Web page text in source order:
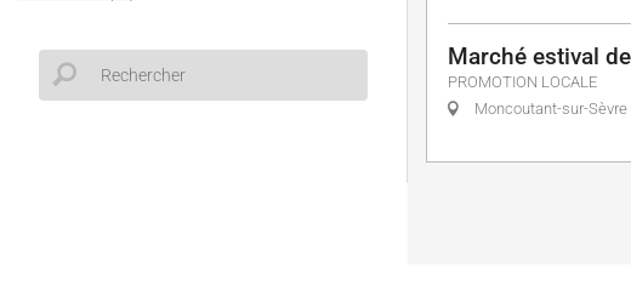
Marché estival
PROMOTION LOCALE
Moncoutant-sur-Sèvre